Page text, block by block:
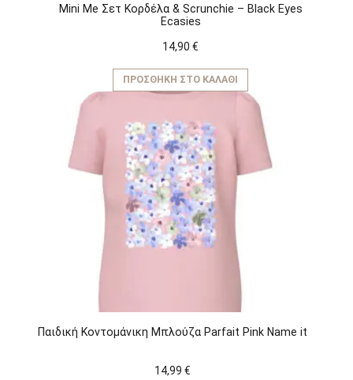
Mini Me Σετ Κορδέλα & Scrunchie – Black Eyes
Ecasies
14,90 €
ΠΡΟΣΘΉΚΗ ΣΤΟ ΚΑΛΆΘΙ
Παιδική Κοντομάνικη Μπλούζα Parfait Pink Name it
14,99 €